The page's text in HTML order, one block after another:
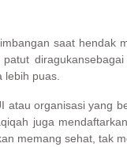
saat hendak
puas.
atau organisasi yang
juga
memang sehat, tak